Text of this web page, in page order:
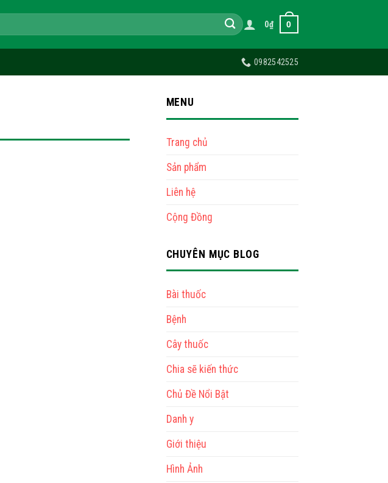
0₫ 0
0982542525
MENU
Trang chủ
Sản phẩm
Liên hệ
Cộng Đồng
CHUYÊN MỤC BLOG
Bài thuốc
Bệnh
Cây thuốc
Chia sẽ kiến thức
Chủ Đề Nổi Bật
Danh y
Giới thiệu
Hình Ảnh